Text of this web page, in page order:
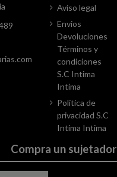
Aviso legal
Envios
Devoluciones
Términos y
condiciones
S.C Intima
Intima
Política de
privacidad S.C
Intima Intima
Compra un sujetador